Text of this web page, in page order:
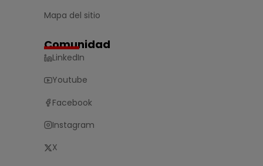
Mapa del sitio
Comunidad
LinkedIn
Youtube
Facebook
Instagram
X